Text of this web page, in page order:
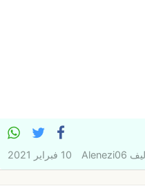
Alenezi06 10 فبراير 2021